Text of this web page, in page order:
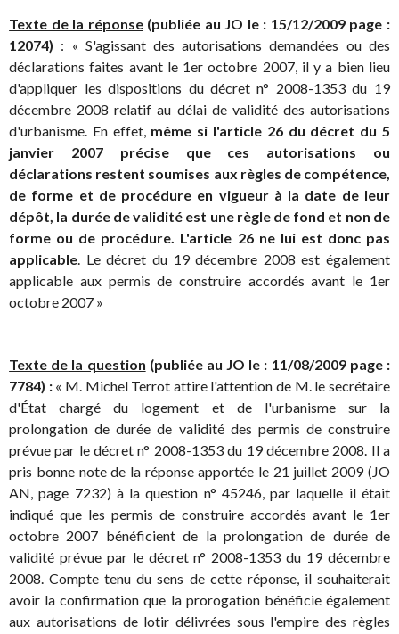
Texte de la réponse(publiée au JO le : 15/12/2009 page :
12074) : « S'agissant des autorisations demandées ou des
déclarations faites avant le 1er octobre 2007, il y a bien lieu
d'appliquer les dispositions du décret n° 2008-1353 du 19
décembre 2008 relatif au délai de validité des autorisations
d'urbanisme. En effet, même si l'article 26 du décret du 5
janvier 2007 précise que ces autorisations ou
déclarations restent soumises aux règles de compétence,
de forme et de procédure en vigueur à la date de leur
dépôt, la durée de validité est une règle de fond et non de
forme ou de procédure. L'article 26 ne lui est donc pas
applicable. Le décret du 19 décembre 2008 est également
applicable aux permis de construire accordés avant le 1er
octobre 2007 »
Texte de la question (publiée au JO le : 11/08/2009 page :
7784) :« M. Michel Terrot attire l'attention de M. le secrétaire
d'État chargé du logement et de l'urbanisme sur la
prolongation de durée de validité des permis de construire
prévue par le décret n° 2008-1353 du 19 décembre 2008. Il a
pris bonne note de la réponse apportée le 21 juillet 2009 (JO
AN, page 7232) à la question n° 45246, par laquelle il était
indiqué que les permis de construire accordés avant le 1er
octobre 2007 bénéficient de la prolongation de durée de
validité prévue par le décret n° 2008-1353 du 19 décembre
2008. Compte tenu du sens de cette réponse, il souhaiterait
avoir la confirmation que la prorogation bénéficie également
aux autorisations de lotir délivrées sous l'empire des règles